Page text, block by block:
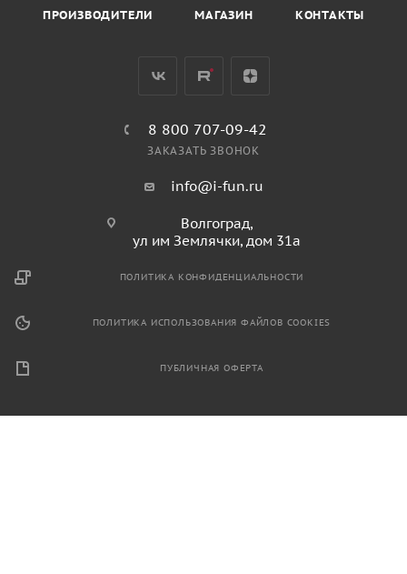
ПРОИЗВОДИТЕЛИ МАГАЗИН КОНТАКТЫ
8 800 707-09-42
ЗАКАЗАТЬ ЗВОНОК
info@i-fun.ru
Волгоград,
ул им Землячки, дом 31а
ПОЛИТИКА КОНФИДЕНЦИАЛЬНОСТИ
ПОЛИТИКА ИСПОЛЬЗОВАНИЯ ФАЙЛОВ COOKIES
ПУБЛИЧНАЯ ОФЕРТА